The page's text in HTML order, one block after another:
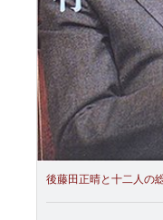
後藤田正晴と十二人の